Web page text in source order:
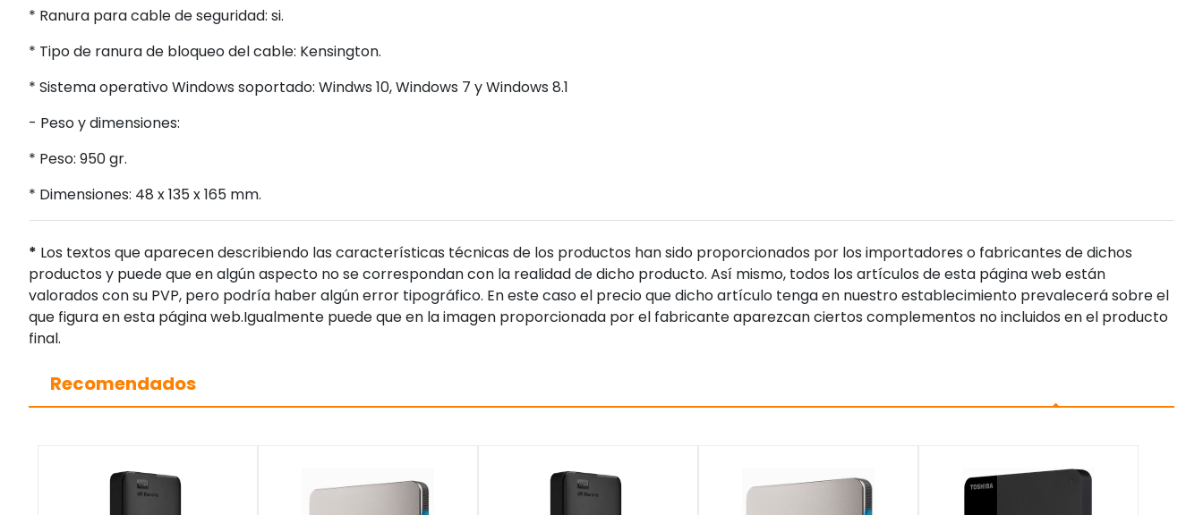
* Ranura para cable de seguridad: si.
* Tipo de ranura de bloqueo del cable: Kensington.
* Sistema operativo Windows soportado: Windws 10, Windows 7 y Windows 8.1
- Peso y dimensiones:
* Peso: 950 gr.
* Dimensiones: 48 x 135 x 165 mm.
* Los textos que aparecen describiendo las características técnicas de los productos han sido proporcionados por los importadores o fabricantes de dichos
productos y puede que en algún aspecto no se correspondan con la realidad de dicho producto. Así mismo, todos los artículos de esta página web están
valorados con su PVP, pero podría haber algún error tipográfico. En este caso el precio que dicho artículo tenga en nuestro establecimiento prevalecerá sobre el
que figura en esta página web.Igualmente puede que en la imagen proporcionada por el fabricante aparezcan ciertos complementos no incluidos en el producto
final.
Recomendados